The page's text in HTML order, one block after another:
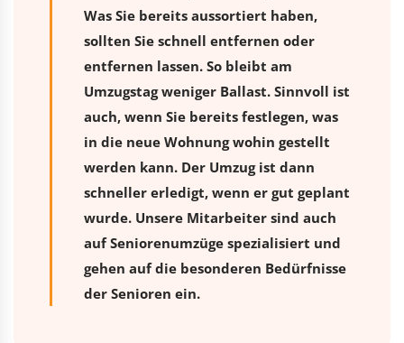
Was Sie bereits aussortiert haben,
sollten Sie schnell entfernen oder
entfernen lassen. So bleibt am
Umzugstag weniger Ballast. Sinnvoll ist
auch, wenn Sie bereits festlegen, was
in die neue Wohnung wohin gestellt
werden kann. Der Umzug ist dann
schneller erledigt, wenn er gut geplant
wurde. Unsere Mitarbeiter sind auch
auf Seniorenumzüge spezialisiert und
gehen auf die besonderen Bedürfnisse
der Senioren ein.